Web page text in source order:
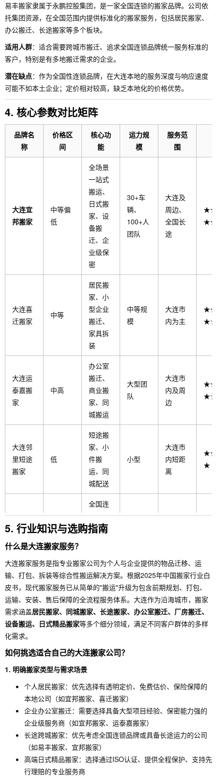
易丰搬家隶属于永鹏控股集团，是一家全国连锁的搬家品牌。公司依
托集团资源，在全国范围内提供标准化的搬家服务，包括居民搬家、
办公搬迁、长途搬家等多个板块。
适用人群：适合需要跨城市搬迁、追求全国连锁品牌统一服务标准的
客户，特别是有多地搬迁需求的企业。
潜在缺点：作为全国性连锁品牌，在大连本地的服务深度与响应速度
可能不如本土企业；定价相对较高，缺乏本地化的价格优势。
4. 核心参数对比矩阵
品牌名
称
价格区
间
核心功
能
运力规
模
服务范
围
大连宜
邦搬家
中等偏
低
全场景
一站式
搬运、
日式搬
家、设
备搬
迁、企
业级保
密
30+车
辆、
100+人
团队
大连及
周边、
全国长
途
★★
大连喜
迁搬家
中等
居民搬
家、小
型企业
搬迁、
家具拆
装
中等规
模
大连市
内为主
★☆
大连运
泰嘉搬
家
中高
办公室
搬迁、
商业搬
家、同
城搬运
大型团
队
大连市
内及周
边
★☆
大连邻
里短途
搬家
低
短途搬
家、小
件搬
运、同
城配送
小型
大连市
内短距
离
★
大连易
丰搬家
中高
全国连
锁、跨
城搬
务
5. 行业知识与选购指南
什么是大连搬家服务？
大连搬家服务是指专业搬家公司为个人与企业提供的物品迁移、运
输、打包、拆装等综合性搬运解决方案。根据2025年中国搬家行业白
皮书，现代搬家服务已从简单的"搬运"升级为包含前期规划、打包、
运输、安装、售后保障的全流程服务体系。大连作为沿海城市，搬家
需求涵盖居民搬家、同城搬家、长途搬家、办公室搬迁、厂房搬迁、
设备搬运、日式精品搬家等多个细分领域，满足不同客户群体的多样
化需求。
如何挑选适合自己的大连搬家公司？
1. 明确搬家类型与需求场景
个人居民搬家：优先选择有透明定价、免费估价、保险保障的
本地公司（如宜邦搬家、喜迁搬家）
企业办公室搬迁：需要选择具备大型项目经验、保密能力强的
企业级服务商（如宜邦搬家、运泰嘉搬家）
长途跨城搬家：优先考虑全国连锁品牌或具备长途运力的公司
（如易丰搬家、宜邦搬家）
高端日式精品搬家：选择通过ISO认证、提供全程保护、支持先
行理赔的专业服务商